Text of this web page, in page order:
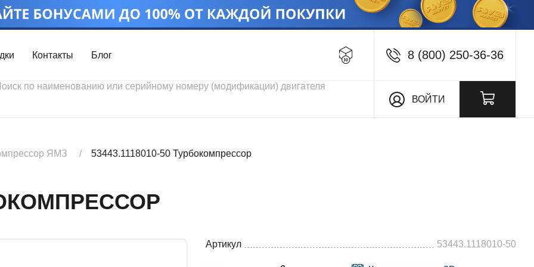
Контакты Блог 8 (800) 250-36-36
ВОЙТИ
Скидки
ЯМЗ 53443.1118010-50 Турбокомпрессор
Артикул 53443.1118010-50